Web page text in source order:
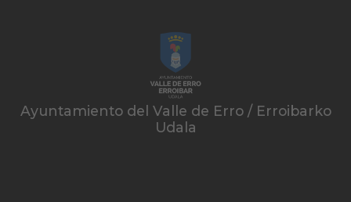
Ayuntamiento del Valle de Erro / Erroibarko
Udala